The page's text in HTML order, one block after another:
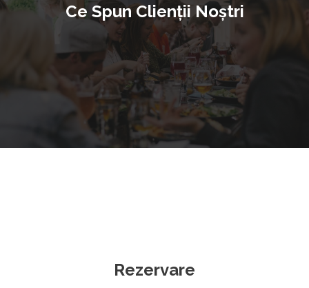
Ce Spun Clienţii Noştri
Rezervare